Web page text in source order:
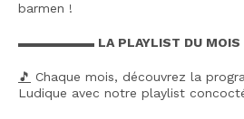
barmen !
▬▬▬▬▬▬ LA PLAYLIST DU MOIS
🎵 Chaque mois, découvrez la
Ludique avec notre playlist